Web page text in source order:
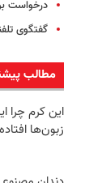
درخواست
گفتگوی
مطالب
این کرم چرا
زبون‌ها